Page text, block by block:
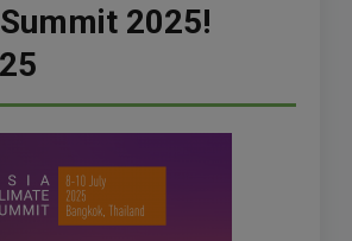
2025!